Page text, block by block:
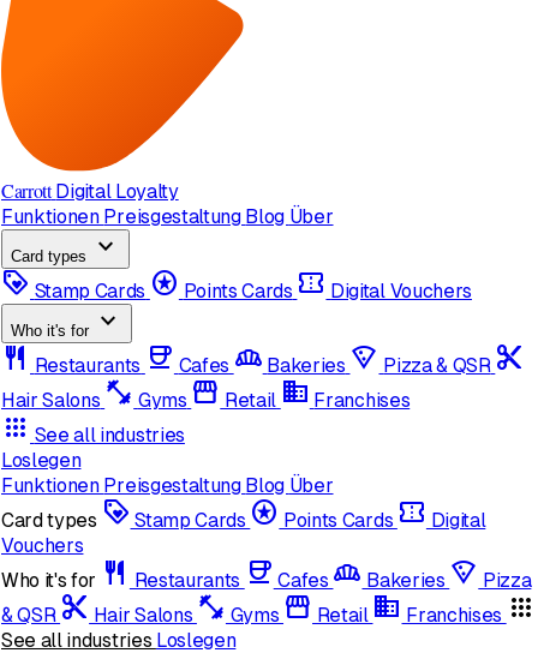
Carrott Digital Loyalty
Funktionen Preisgestaltung Blog Über
Card types
expand_more
loyalty Stamp Cards stars Points Cards confirmation_number Digital Vouchers
Who it's for expand_more
restaurant Restaurants coffee Cafes bakery_dining Bakeries local_pizza Pizza & QSR content_cut
Hair Salons fitness_center Gyms storefront Retail domain Franchises
apps See all industries
Loslegen
Funktionen Preisgestaltung Blog Über
Card types loyalty Stamp Cards stars Points Cards confirmation_number Digital
Vouchers
Who it's for restaurant Restaurants coffee Cafes bakery_dining Bakeries local_pizza Pizza
& QSR content_cut Hair Salons fitness_center Gyms storefront Retail domain Franchises apps
See all industries Loslegen